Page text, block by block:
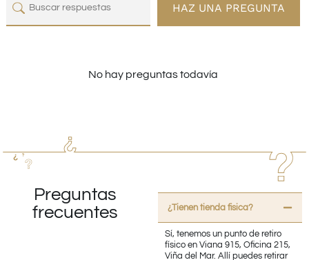
HAZ UNA PREGUNTA
No hay preguntas todavía
Preguntas
frecuentes
¿Tienen tienda fisica?
Sí, tenemos un punto de retiro
físico en Viana 915, Oficina 215,
Viña del Mar. Allí puedes retirar